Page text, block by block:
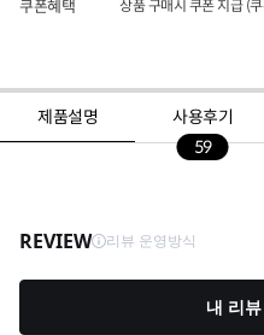
쿠폰혜택 상품 구매시 쿠폰 지급 (
제품설명
사용후기
59